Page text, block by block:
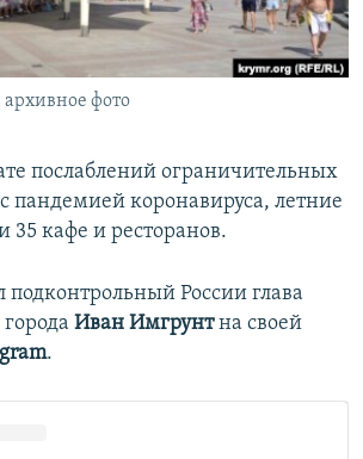
RL
фото
послаблений ограничительных
пандемией коронавируса, летние
35 кафе и ресторанов.
подконтрольный России глава
Иван Имгрунтна своей
.